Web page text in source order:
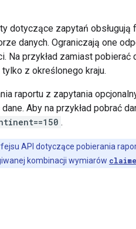
dotyczące zapytań
danych. Ograniczają one
Na przykład zamiast
tylko z określonego kraju.
raportu z zapytania
dane. Aby na przykład pobrać
.
API dotyczące pobierania
kombinacji wymiarów